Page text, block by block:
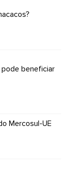
pode beneficiar
Mercosul-UE